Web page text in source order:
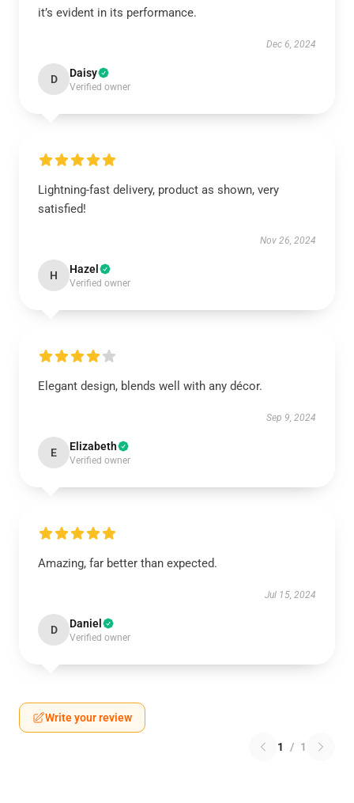
it’s evident in its performance.
Dec 6, 2024
D Daisy
Verified owner
Lightning-fast delivery, product as shown, very
satisfied!
Nov 26, 2024
H Hazel
Verified owner
Elegant design, blends well with any décor.
Sep 9, 2024
E Elizabeth
Verified owner
Amazing, far better than expected.
Jul 15, 2024
D Daniel
Verified owner
Write your review
1 / 1